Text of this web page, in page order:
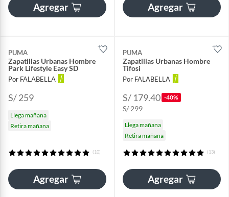
Agregar Agregar
PUMA
Zapatillas Urbanas Hombre
Park Lifestyle Easy SD
Por FALABELLA
S/ 259
Llega mañana
Retira mañana
(10)
Agregar
PUMA
Zapatillas Urbanas Hombre
Tifosi
Por FALABELLA
S/ 179.40 -40%
S/ 299
Llega mañana
Retira mañana
(13)
Agregar